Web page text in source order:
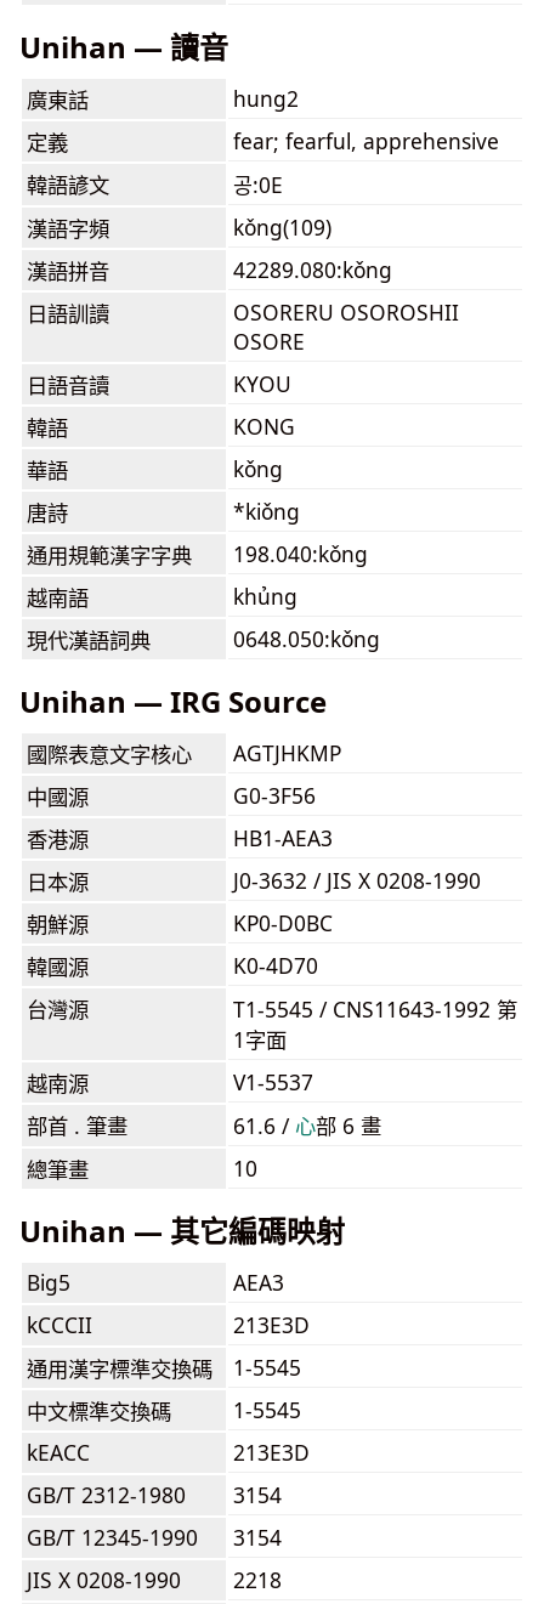
Unihan — 讀音
廣東話
hung2
定義
fear; fearful, apprehensive
韓語諺文
공:0E
漢語字頻
kǒng(109)
漢語拼音
42289.080:kǒng
日語訓讀
OSORERU OSOROSHII
OSORE
日語音讀
KYOU
韓語
KONG
華語
kǒng
唐詩
*kiǒng
通用規範漢字字典
198.040:kǒng
越南語
khủng
現代漢語詞典
0648.050:kǒng
Unihan — IRG Source
國際表意文字核心
AGTJHKMP
中國源
G0-3F56
香港源
HB1-AEA3
日本源
J0-3632 / JIS X 0208-1990
朝鮮源
KP0-D0BC
韓國源
K0-4D70
台灣源
T1-5545 / CNS11643-1992 第
1字面
越南源
V1-5537
部首 . 筆畫
61.6 / ⼼部 6 畫
總筆畫
10
Unihan — 其它編碼映射
Big5
AEA3
kCCCII
213E3D
通用漢字標準交換碼
1-5545
中文標準交換碼
1-5545
kEACC
213E3D
GB/T 2312-1980
3154
GB/T 12345-1990
3154
JIS X 0208-1990
2218